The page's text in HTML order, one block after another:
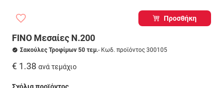
Προσθήκη
FINO Μεσαίες N.200
Σακούλες Τροφίμων 50 τεμ.- Κωδ. προϊόντος 300105
€ 1.38 ανά τεμάχιο